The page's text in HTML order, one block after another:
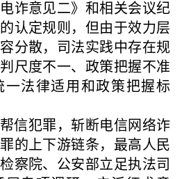
诈意见二》和相关会议纪
认定规则，但由于效力层
分散，司法实践中存在规
尺度不一、政策把握不准
法律适用和政策把握标
犯罪，斩断电信网络诈
的上下游链条，最高人民
察院、公安部立足执法司